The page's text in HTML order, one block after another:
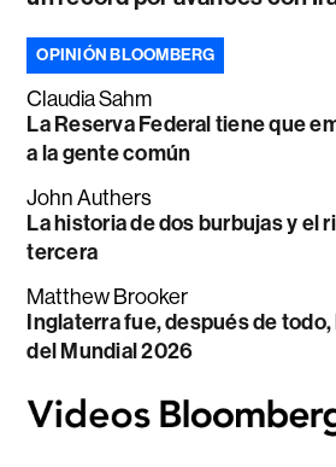
OPINIÓN BLOOMBERG
Claudia Sahm
La Reserva Federal tiene que
a la gente común
John Authers
La historia de dos burbujas y el
tercera
Matthew Brooker
Inglaterra fue, después de todo,
del Mundial 2026